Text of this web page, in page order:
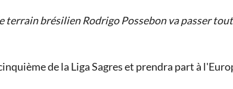
terrain brésilien Rodrigo Possebon va passer
de la Liga Sagres et prendra part à